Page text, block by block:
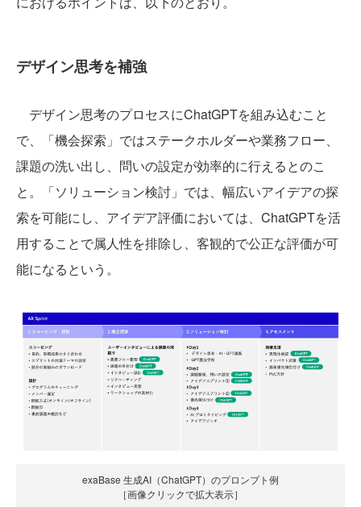
デザイン思考を補強
デザイン思考のプロセスにChatGPTを組み込むこと
で、「機会探索」ではステークホルダーや業務フロー、
課題の洗い出し、問いの設定が効率的に行えるとのこ
と。「ソリューション検討」では、幅広いアイデアの探
索を可能にし、アイデア評価においては、ChatGPTを活
用することで属人性を排除し、客観的で公正な評価が可
能になるという。
exaBase 生成AI（ChatGPT）のプロンプト例
［画像クリックで拡大表示］